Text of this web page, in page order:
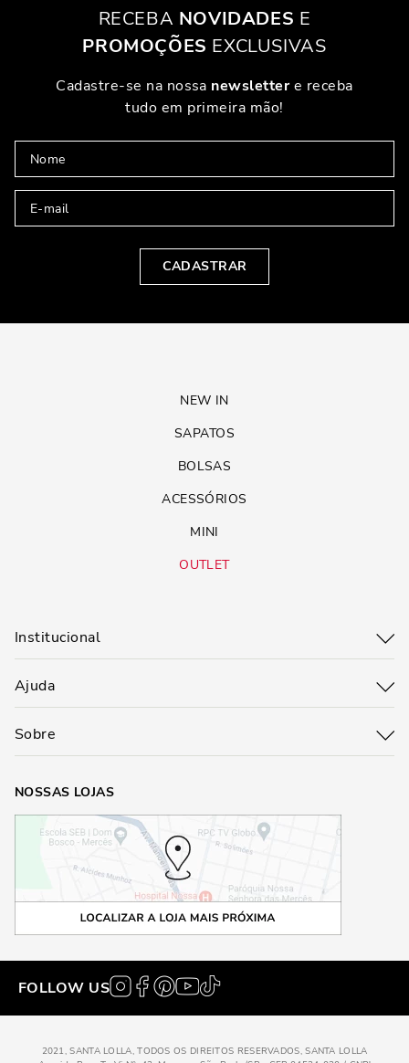
RECEBA NOVIDADES E
PROMOÇÕES EXCLUSIVAS
Cadastre-se na nossa newslettere receba
tudo em primeira mão!
CADASTRAR
NEW IN
SAPATOS
BOLSAS
ACESSÓRIOS
MINI
OUTLET
Institucional
Ajuda
Sobre
NOSSAS LOJAS
FOLLOW US
2021, SANTA LOLLA, TODOS OS DIREITOS RESERVADOS, SANTA LOLLA